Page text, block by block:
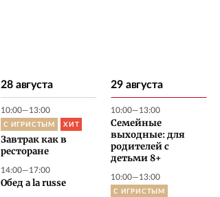
28 августа
10:00—13:00
С ИГРИСТЫМ ХИТ
Завтрак как в
ресторане
14:00—17:00
Обед a la russe
29 августа
10:00—13:00
Семейные
выходные: для
родителей с
детьми 8+
10:00—13:00
С ИГРИСТЫМ